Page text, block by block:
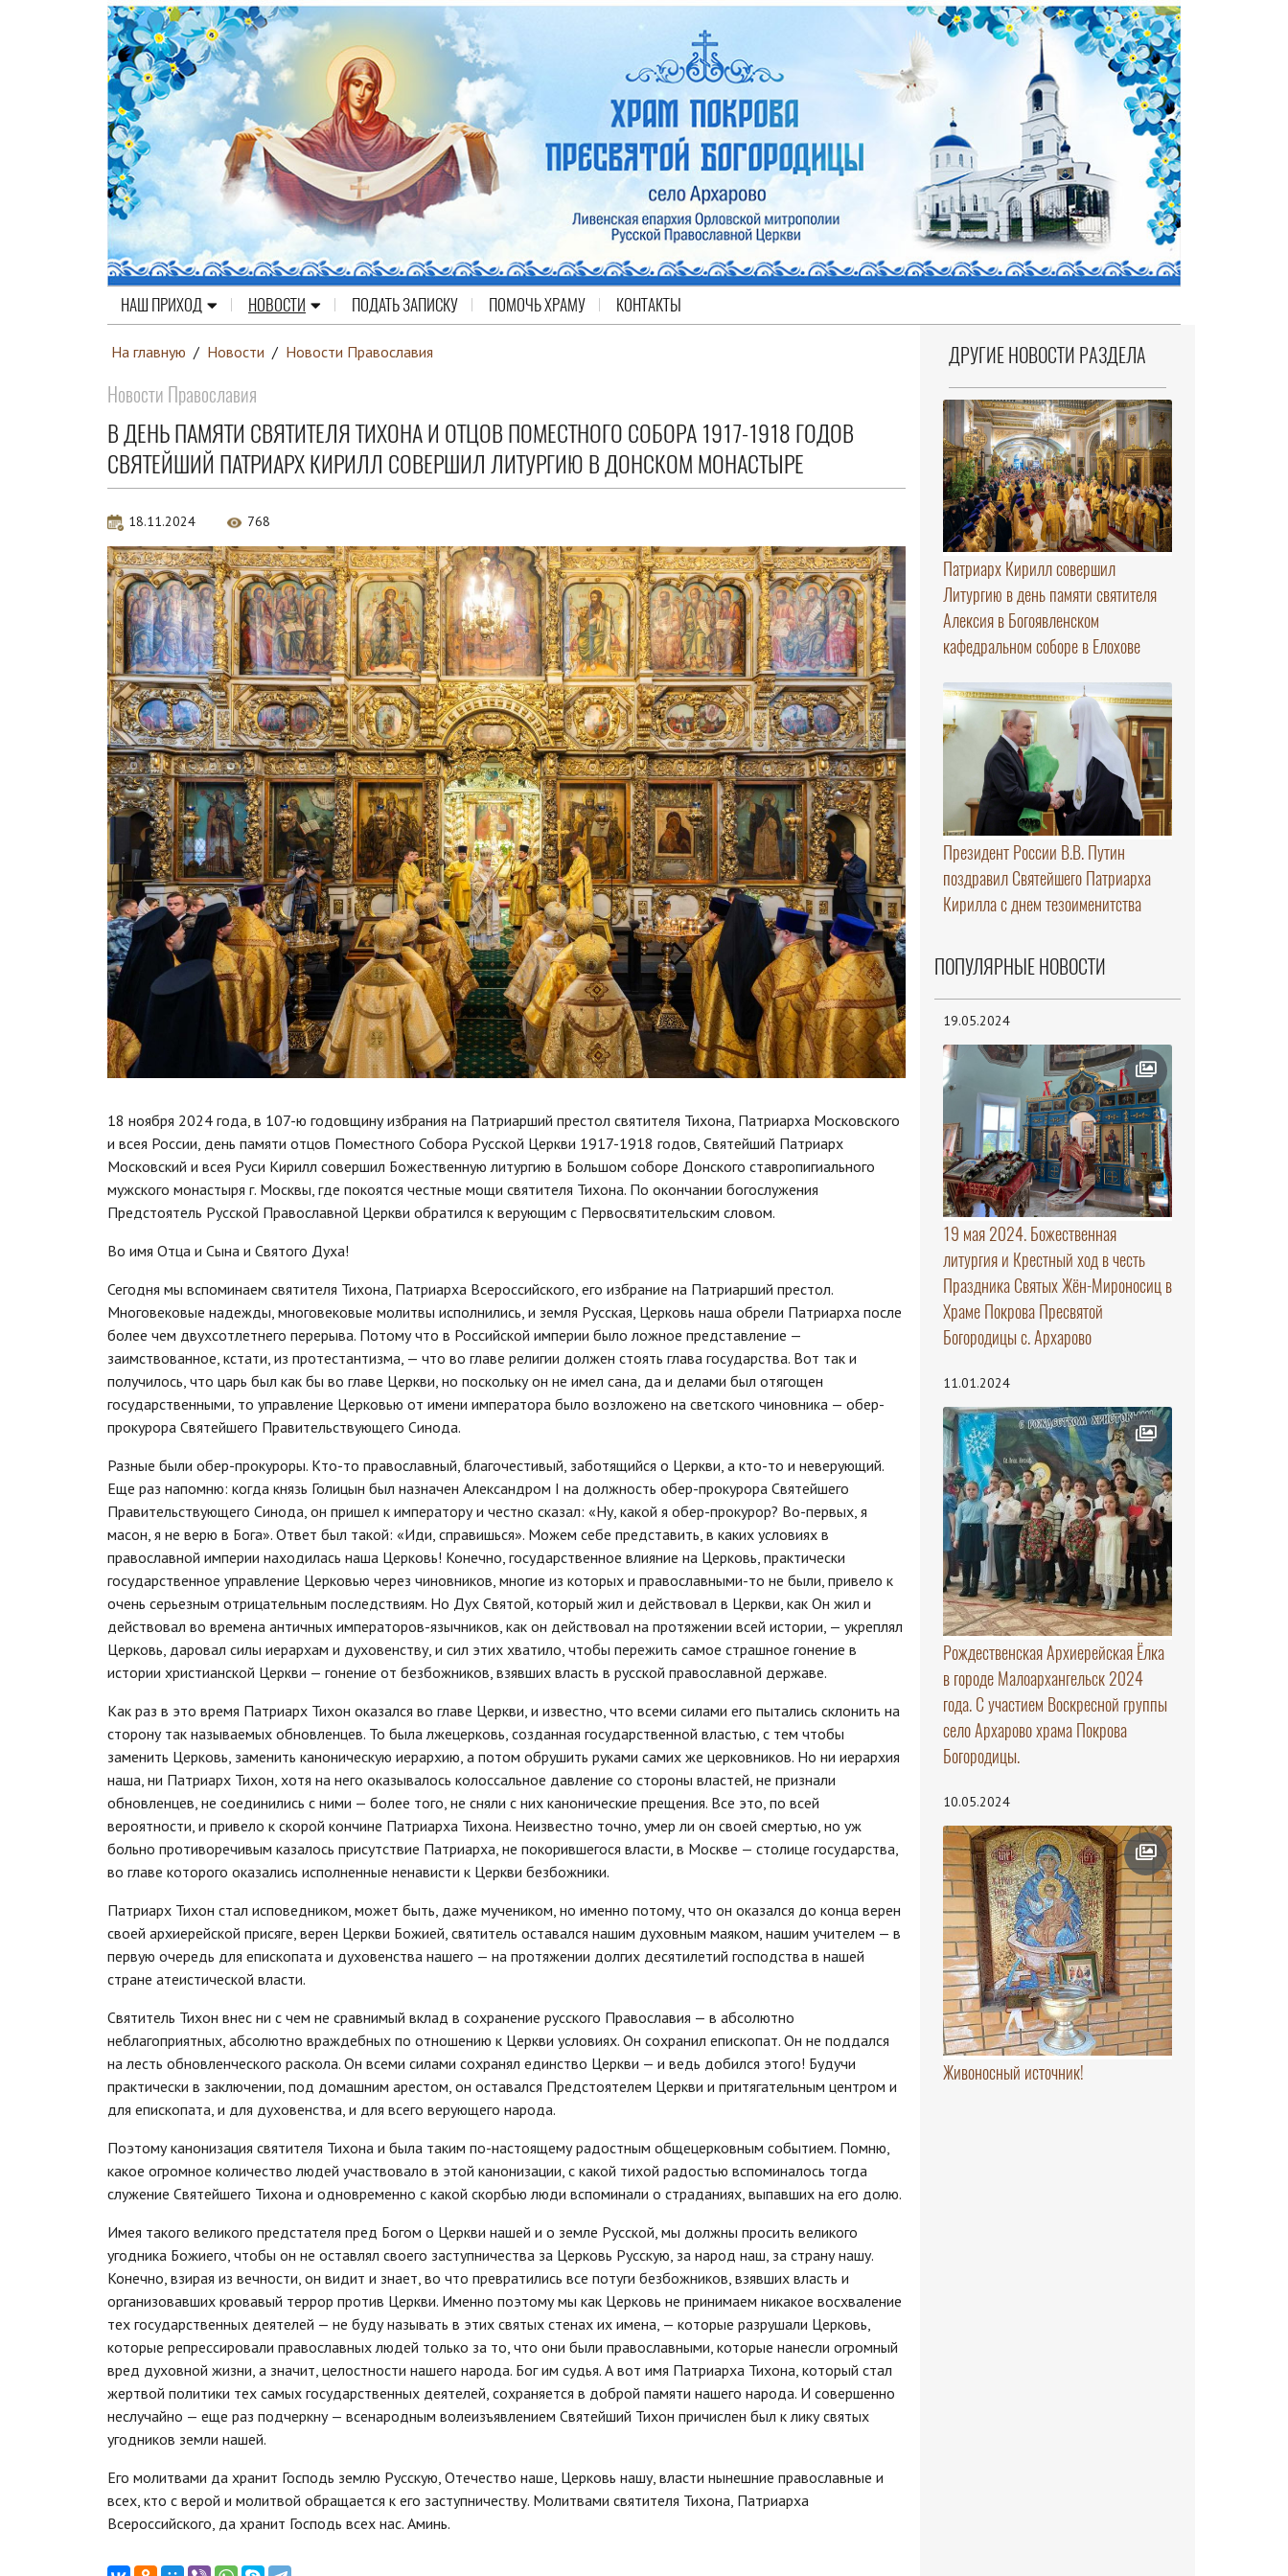
НАШ ПРИХОД НОВОСТИ ПОДАТЬ ЗАПИСКУ ПОМОЧЬ ХРАМУ КОНТАКТЫ
На главную / Новости / Новости Православия
Новости Православия
В ДЕНЬ ПАМЯТИ СВЯТИТЕЛЯ ТИХОНА И ОТЦОВ ПОМЕСТНОГО СОБОРА 1917-1918 ГОДОВ
СВЯТЕЙШИЙ ПАТРИАРХ КИРИЛЛ СОВЕРШИЛ ЛИТУРГИЮ В ДОНСКОМ МОНАСТЫРЕ
18.11.2024 768
18 ноября 2024 года, в 107-ю годовщину избрания на Патриарший престол святителя Тихона, Патриарха Московского
и всея России, день памяти отцов Поместного Собора Русской Церкви 1917-1918 годов, Святейший Патриарх
Московский и всея Руси Кирилл совершил Божественную литургию в Большом соборе Донского ставропигиального
мужского монастыря г. Москвы, где покоятся честные мощи святителя Тихона. По окончании богослужения
Предстоятель Русской Православной Церкви обратился к верующим с Первосвятительским словом.
Во имя Отца и Сына и Святого Духа!
Сегодня мы вспоминаем святителя Тихона, Патриарха Всероссийского, его избрание на Патриарший престол.
Многовековые надежды, многовековые молитвы исполнились, и земля Русская, Церковь наша обрели Патриарха после
более чем двухсотлетнего перерыва. Потому что в Российской империи было ложное представление —
заимствованное, кстати, из протестантизма, — что во главе религии должен стоять глава государства. Вот так и
получилось, что царь был как бы во главе Церкви, но поскольку он не имел сана, да и делами был отягощен
государственными, то управление Церковью от имени императора было возложено на светского чиновника — обер-
прокурора Святейшего Правительствующего Синода.
Разные были обер-прокуроры. Кто-то православный, благочестивый, заботящийся о Церкви, а кто-то и неверующий.
Еще раз напомню: когда князь Голицын был назначен Александром I на должность обер-прокурора Святейшего
Правительствующего Синода, он пришел к императору и честно сказал: «Ну, какой я обер-прокурор? Во-первых, я
масон, я не верю в Бога». Ответ был такой: «Иди, справишься». Можем себе представить, в каких условиях в
православной империи находилась наша Церковь! Конечно, государственное влияние на Церковь, практически
государственное управление Церковью через чиновников, многие из которых и православными-то не были, привело к
очень серьезным отрицательным последствиям. Но Дух Святой, который жил и действовал в Церкви, как Он жил и
действовал во времена античных императоров-язычников, как он действовал на протяжении всей истории, — укреплял
Церковь, даровал силы иерархам и духовенству, и сил этих хватило, чтобы пережить самое страшное гонение в
истории христианской Церкви — гонение от безбожников, взявших власть в русской православной державе.
Как раз в это время Патриарх Тихон оказался во главе Церкви, и известно, что всеми силами его пытались склонить на
сторону так называемых обновленцев. То была лжецерковь, созданная государственной властью, с тем чтобы
заменить Церковь, заменить каноническую иерархию, а потом обрушить руками самих же церковников. Но ни иерархия
наша, ни Патриарх Тихон, хотя на него оказывалось колоссальное давление со стороны властей, не признали
обновленцев, не соединились с ними — более того, не сняли с них канонические прещения. Все это, по всей
вероятности, и привело к скорой кончине Патриарха Тихона. Неизвестно точно, умер ли он своей смертью, но уж
больно противоречивым казалось присутствие Патриарха, не покорившегося власти, в Москве — столице государства,
во главе которого оказались исполненные ненависти к Церкви безбожники.
Патриарх Тихон стал исповедником, может быть, даже мучеником, но именно потому, что он оказался до конца верен
своей архиерейской присяге, верен Церкви Божией, святитель оставался нашим духовным маяком, нашим учителем — в
первую очередь для епископата и духовенства нашего — на протяжении долгих десятилетий господства в нашей
стране атеистической власти.
Святитель Тихон внес ни с чем не сравнимый вклад в сохранение русского Православия — в абсолютно
неблагоприятных, абсолютно враждебных по отношению к Церкви условиях. Он сохранил епископат. Он не поддался
на лесть обновленческого раскола. Он всеми силами сохранял единство Церкви — и ведь добился этого! Будучи
практически в заключении, под домашним арестом, он оставался Предстоятелем Церкви и притягательным центром и
для епископата, и для духовенства, и для всего верующего народа.
Поэтому канонизация святителя Тихона и была таким по-настоящему радостным общецерковным событием. Помню,
какое огромное количество людей участвовало в этой канонизации, с какой тихой радостью вспоминалось тогда
служение Святейшего Тихона и одновременно с какой скорбью люди вспоминали о страданиях, выпавших на его долю.
Имея такого великого предстателя пред Богом о Церкви нашей и о земле Русской, мы должны просить великого
угодника Божиего, чтобы он не оставлял своего заступничества за Церковь Русскую, за народ наш, за страну нашу.
Конечно, взирая из вечности, он видит и знает, во что превратились все потуги безбожников, взявших власть и
организовавших кровавый террор против Церкви. Именно поэтому мы как Церковь не принимаем никакое восхваление
тех государственных деятелей — не буду называть в этих святых стенах их имена, — которые разрушали Церковь,
которые репрессировали православных людей только за то, что они были православными, которые нанесли огромный
вред духовной жизни, а значит, целостности нашего народа. Бог им судья. А вот имя Патриарха Тихона, который стал
жертвой политики тех самых государственных деятелей, сохраняется в доброй памяти нашего народа. И совершенно
неслучайно — еще раз подчеркну — всенародным волеизъявлением Святейший Тихон причислен был к лику святых
угодников земли нашей.
Его молитвами да хранит Господь землю Русскую, Отечество наше, Церковь нашу, власти нынешние православные и
всех, кто с верой и молитвой обращается к его заступничеству. Молитвами святителя Тихона, Патриарха
Всероссийского, да хранит Господь всех нас. Аминь.
ДРУГИЕ НОВОСТИ РАЗДЕЛА
Патриарх Кирилл совершил
Литургию в день памяти святителя
Алексия в Богоявленском
кафедральном соборе в Елохове
Президент России В.В. Путин
поздравил Святейшего Патриарха
Кирилла с днем тезоименитства
ПОПУЛЯРНЫЕ НОВОСТИ
19.05.2024
19 мая 2024. Божественная
литургия и Крестный ход в честь
Праздника Святых Жён-Мироносиц в
Храме Покрова Пресвятой
Богородицы с. Архарово
11.01.2024
Рождественская Архиерейская Ёлка
в городе Малоархангельск 2024
года. С участием Воскресной группы
село Архарово храма Покрова
Богородицы.
10.05.2024
Живоносный источник!